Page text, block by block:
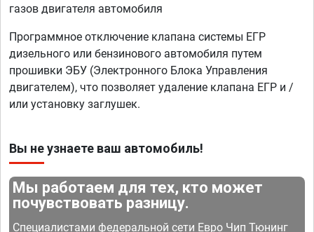
газов двигателя автомобиля
Программное отключение клапана системы ЕГР
дизельного или бензинового автомобиля путем
прошивки ЭБУ (Электронного Блока Управления
двигателем), что позволяет удаление клапана ЕГР и /
или установку заглушек.
Вы не узнаете ваш автомобиль!
Мы работаем для тех, кто может
почувствовать разницу.
Специалистами федеральной сети Евро Чип Тюнинг